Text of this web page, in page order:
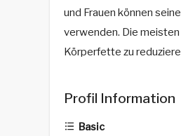
und Frauen können
verwenden. Die
Körperfette zu
Profil Information
Basic